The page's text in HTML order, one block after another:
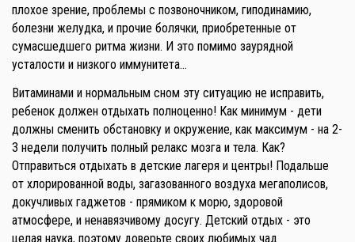
плохое зрение, проблемы с позвоночником, гиподинамию,
болезни желудка, и прочие болячки, приобретенные от
сумасшедшего ритма жизни. И это помимо заурядной
усталости и низкого иммунитета…
Витаминами и нормальным сном эту ситуацию не исправить,
ребенок должен отдыхать полноценно! Как минимум - дети
должны сменить обстановку и окружение, как максимум - на 2-
3 недели получить полный релакс мозга и тела. Как?
Отправиться отдыхать в детские лагеря и центры! Подальше
от хлорированной воды, загазованного воздуха мегаполисов,
докучливых гаджетов - прямиком к морю, здоровой
атмосфере, и ненавязчивому досугу. Детский отдых - это
целая наука, поэтому доверьте своих любимых чад